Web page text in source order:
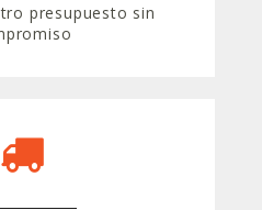
presupuesto sin